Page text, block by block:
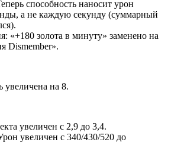
способность наносит урон
а не каждую секунду (суммарный
«+180 золота в минуту» заменено на
Dismember».
увеличена на 8.
увеличен с 2,9 до 3,4.
увеличен с 340/430/520 до